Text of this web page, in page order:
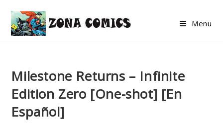
content
Menu
Milestone Returns – Infinite
Edition Zero [One-shot] [En
Español]